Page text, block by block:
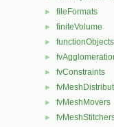
► fileFormats
► finiteVolume
► functionObjects
►
► fvConstraints
►
► fvMeshMovers
►